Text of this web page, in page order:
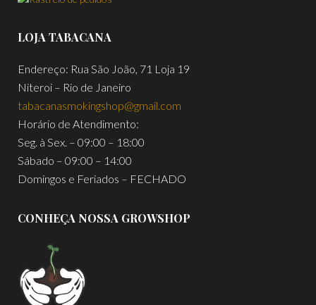
LOJA TABACANA
Endereço: Rua São João, 71 Loja 19
Niteroi – Rio de Janeiro
tabacanasmokingshop@gmail.com
Horário de Atendimento:
Seg. à Sex. – 09:00 – 18:00
Sábado – 09:00 – 14:00
Domingos e Feriados – FECHADO
CONHEÇA NOSSA GROWSHOP